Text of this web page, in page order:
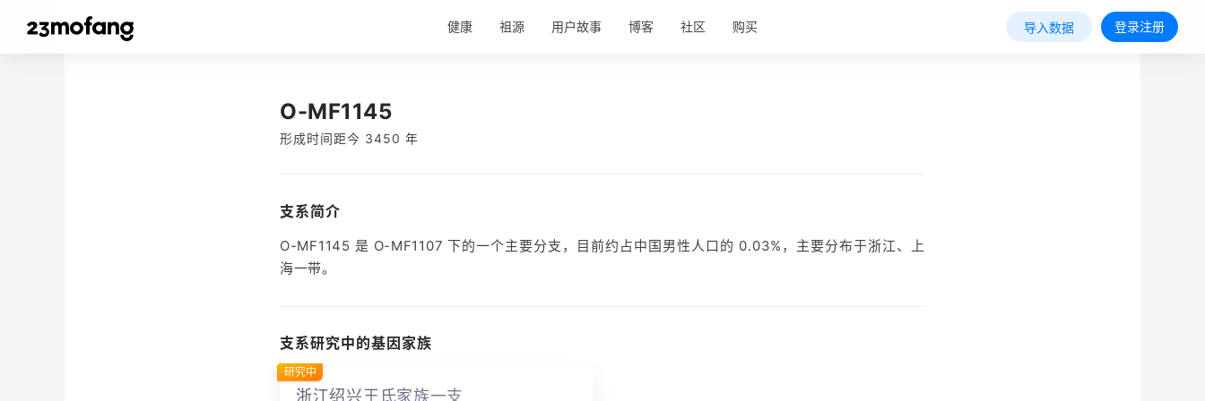
健康 祖源 用户故事 博客 社区 购买 导入数据 登录注册
O-MF1145
形成时间距今 3450 年
支系简介
O-MF1145 是 O-MF1107 下的一个主要分支，目前约占中国男性人口的 0.03%，主要分布于浙江、上
海一带。
支系研究中的基因家族
浙江绍兴王氏家族一支
研究中